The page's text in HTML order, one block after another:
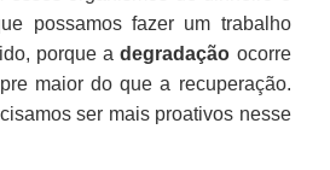
possamos fazer um trabalho
porque a degradação ocorre
maior do que a recuperação.
ser mais proativos nesse